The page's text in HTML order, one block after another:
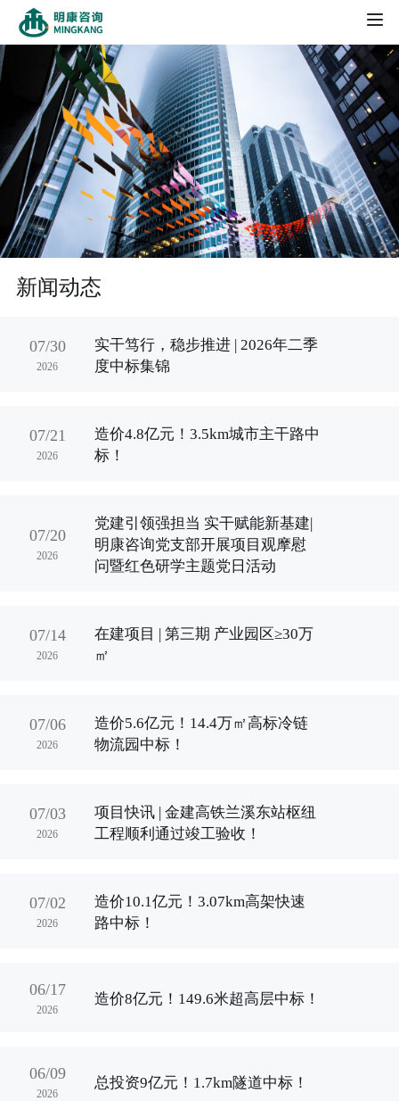
HOME
新闻动态
工程案例
合作伙伴
项目案例
人才招聘
关于我们
发展历程
企业资质
新闻动态
07/30
2026
实干笃行，稳步推进 | 2026年二季
度中标集锦
07/21
2026
造价4.8亿元！3.5km城市主干路中
标！
07/20
2026
党建引领强担当 实干赋能新基建|
明康咨询党支部开展项目观摩慰
问暨红色研学主题党日活动
07/14
2026
在建项目 | 第三期 产业园区≥30万
㎡
07/06
2026
造价5.6亿元！14.4万㎡高标冷链
物流园中标！
07/03
2026
项目快讯 | 金建高铁兰溪东站枢纽
工程顺利通过竣工验收！
07/02
2026
造价10.1亿元！3.07km高架快速
路中标！
06/17
2026
造价8亿元！149.6米超高层中标！
06/09
2026
总投资9亿元！1.7km隧道中标！